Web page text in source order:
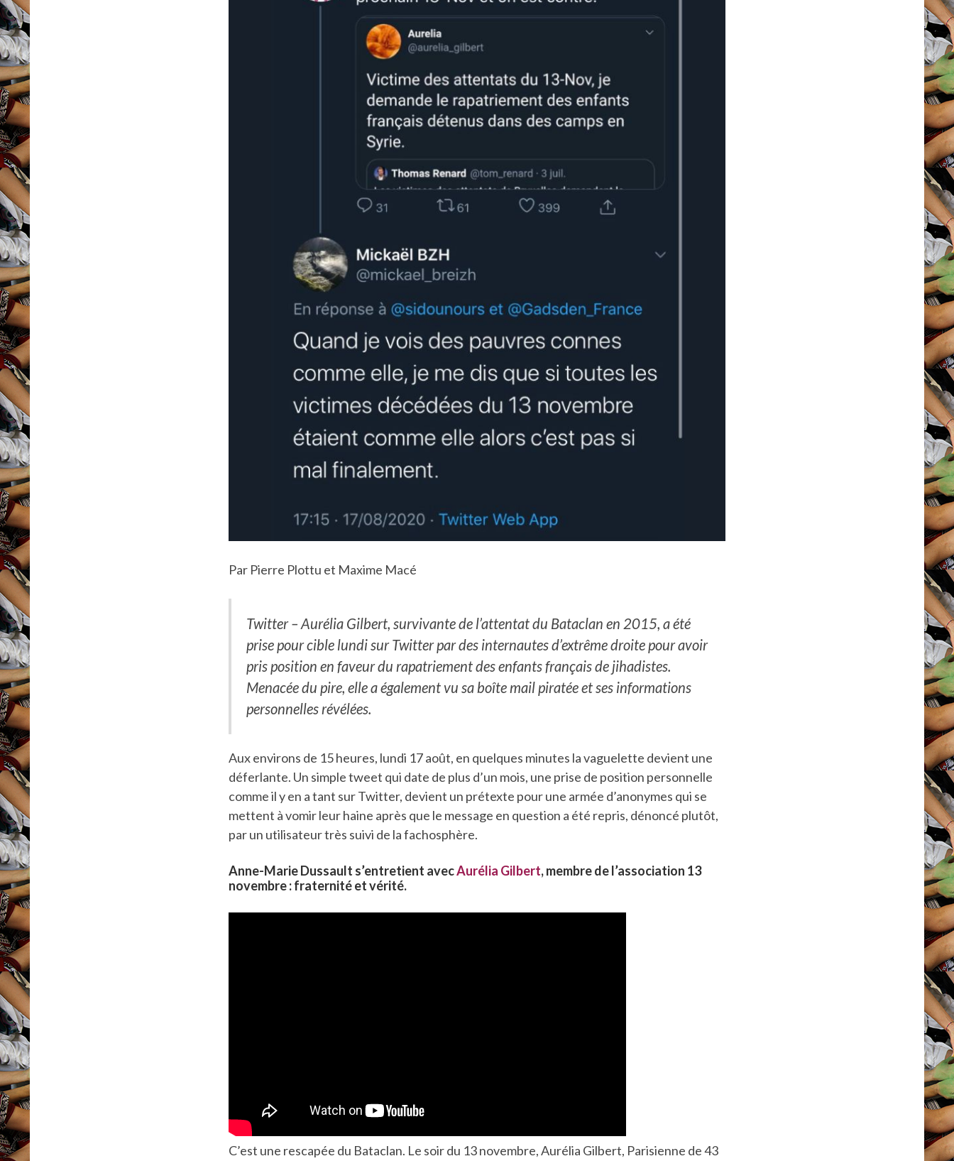
Par Pierre Plottu et Maxime Macé
Twitter – Aurélia Gilbert, survivante de l’attentat du Bataclan en 2015, a été
prise pour cible lundi sur Twitter par des internautes d’extrême droite pour avoir
pris position en faveur du rapatriement des enfants français de jihadistes.
Menacée du pire, elle a également vu sa boîte mail piratée et ses informations
personnelles révélées.
Aux environs de 15 heures, lundi 17 août, en quelques minutes la vaguelette devient une
déferlante. Un simple tweet qui date de plus d’un mois, une prise de position personnelle
comme il y en a tant sur Twitter, devient un prétexte pour une armée d’anonymes qui se
mettent à vomir leur haine après que le message en question a été repris, dénoncé plutôt,
par un utilisateur très suivi de la fachosphère.
Anne-Marie Dussault s’entretient avecAurélia Gilbert, membre de l’association 13
novembre : fraternité et vérité.
C’est une rescapée du Bataclan. Le soir du 13 novembre, Aurélia Gilbert, Parisienne de 43